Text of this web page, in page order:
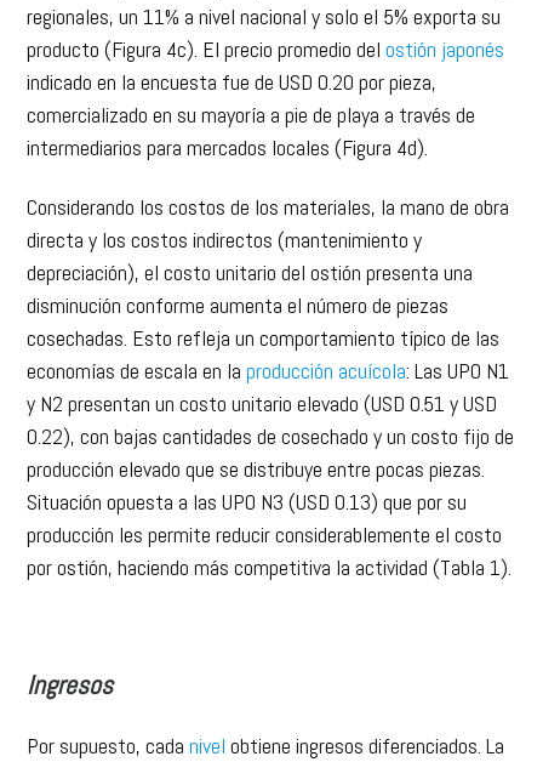
regionales, un 11% a nivel nacional y solo el 5% exporta su
producto (Figura 4c). El precio promedio delostión japonés
indicado en la encuesta fue de USD 0.20 por pieza,
comercializado en su mayoría a pie de playa a través de
intermediarios para mercados locales (Figura 4d).
Considerando los costos de los materiales, la mano de obra
directa y los costos indirectos (mantenimiento y
depreciación), el costo unitario del ostión presenta una
disminución conforme aumenta el número de piezas
cosechadas. Esto refleja un comportamiento típico de las
economías de escala en la producción acuícola: Las UPO N1
y N2 presentan un costo unitario elevado (USD 0.51 y USD
0.22), con bajas cantidades de cosechado y un costo fijo de
producción elevado que se distribuye entre pocas piezas.
Situación opuesta a las UPO N3 (USD 0.13) que por su
producción les permite reducir considerablemente el costo
por ostión, haciendo más competitiva la actividad (Tabla 1).
Ingresos
Por supuesto, cadanivelobtiene ingresos diferenciados. La